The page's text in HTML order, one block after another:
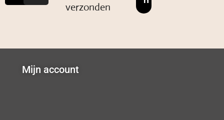
verzonden
Mijn account